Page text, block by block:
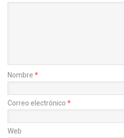
Nombre *
Correo electrónico *
Web